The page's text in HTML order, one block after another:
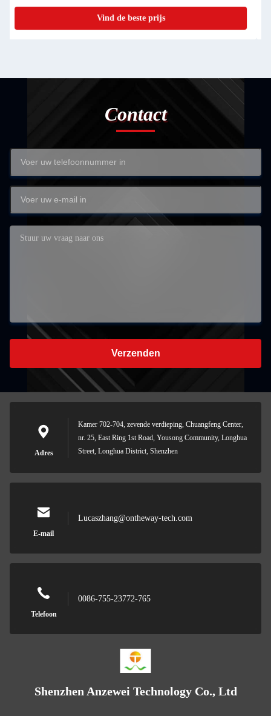
precisie
Vind de beste prijs
Contact
Verzenden
Adres
Kamer 702-704, zevende verdieping, Chuangfeng Center,
nr. 25, East Ring 1st Road, Yousong Community, Longhua
Street, Longhua District, Shenzhen
E-mail
Lucaszhang@ontheway-tech.com
Telefoon
0086-755-23772-765
Shenzhen Anzewei Technology Co., Ltd